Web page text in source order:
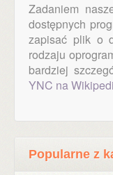
Zadaniem
dostępnych
zapisać plik o
rodzaju
bardziej
YNC na
Popularne z